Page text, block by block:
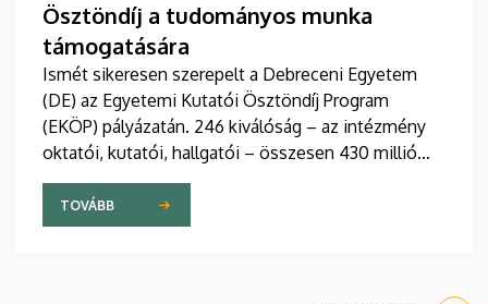
Ösztöndíj a tudományos munka
támogatására
Ismét sikeresen szerepelt a Debreceni Egyetem
(DE) az Egyetemi Kutatói Ösztöndíj Program
(EKÖP) pályázatán. 246 kiválóság – az intézmény
oktatói, kutatói, hallgatói – összesen 430 millió
forint támogatást nyert el pályaművével
tudományos munkája folyatásához.
TOVÁBB